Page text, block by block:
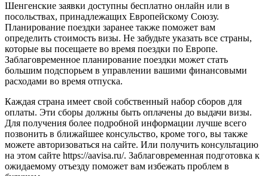
Шенгенские заявки доступны бесплатно онлайн или в
посольствах, принадлежащих Европейскому Союзу.
Планирование поездки заранее также поможет вам
определить стоимость визы. Не забудьте указать все страны,
которые вы посещаете во время поездки по Европе.
Заблаговременное планирование поездки может стать
большим подспорьем в управлении вашими финансовыми
расходами во время отпуска.
Каждая страна имеет свой собственный набор сборов для
оплаты. Эти сборы должны быть оплачены до выдачи визы.
Для получения более подробной информации лучше всего
позвонить в ближайшее консульство, кроме того, вы также
можете авторизоваться на сайте. Или получить консультацию
на этом сайте https://aavisa.ru/. Заблаговременная подготовка к
ожидаемому отъезду поможет вам избежать проблем в